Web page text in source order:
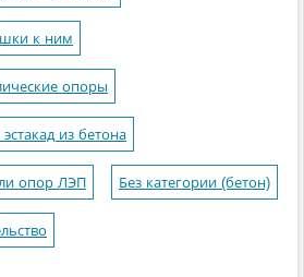
к ним
опоры
из бетона
опор ЛЭП Без категории (бетон)